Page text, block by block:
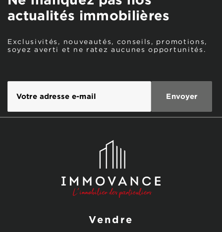
actualités immobilières
Exclusivités, nouveautés, conseils, promotions,
soyez averti et ne ratez aucunes opportunités.
Vendre